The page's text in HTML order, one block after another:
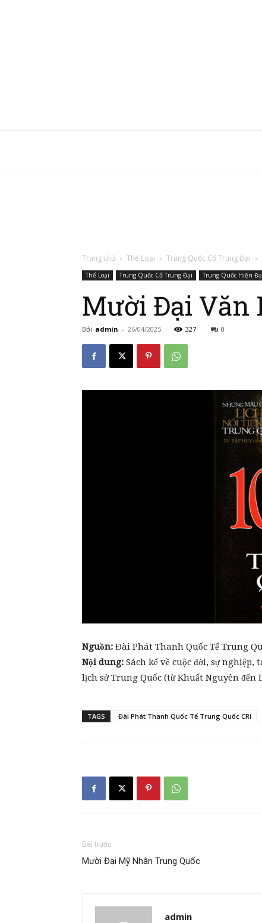
Trang chủ Thể Loại Trung Quốc Cổ Trung Đại
Thể Loại Trung Quốc Cổ Trung Đại Trung Quốc Hiện
Mười Đại Văn
Bởi admin - 26/04/2025 327 0
Nguồn: Đài Phát Thanh Quốc Tế Trung
Nội dung: Sách kể về cuộc đời, sự
lịch sử Trung Quốc (từ Khuất Nguyên đến
TAGS Đài Phát Thanh Quốc Tế Trung Quốc CRI
Bài trước
Mười Đại Mỹ Nhân Trung Quốc
admin